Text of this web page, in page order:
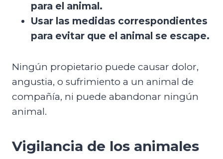
para el animal.
Usar las medidas correspondientes
para evitar que el animal se escape.
Ningún propietario puede causar dolor,
angustia, o sufrimiento a un animal de
compañía, ni puede abandonar ningún
animal.
Vigilancia de los animales